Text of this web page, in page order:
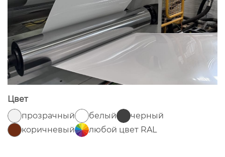
Цвет
прозрачный
белый
черный
коричневый
любой цвет RAL